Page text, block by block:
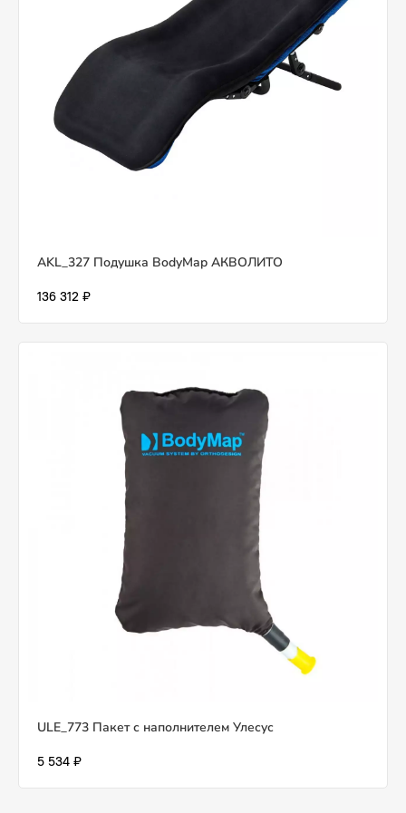
AKL_327 Подушка BodyMap АКВОЛИТО
136 312 ₽
ULE_773 Пакет с наполнителем Улесус
5 534 ₽